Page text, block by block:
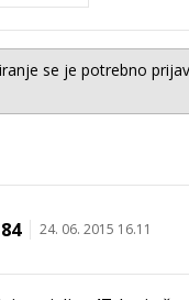
24. 06. 2015 16.11